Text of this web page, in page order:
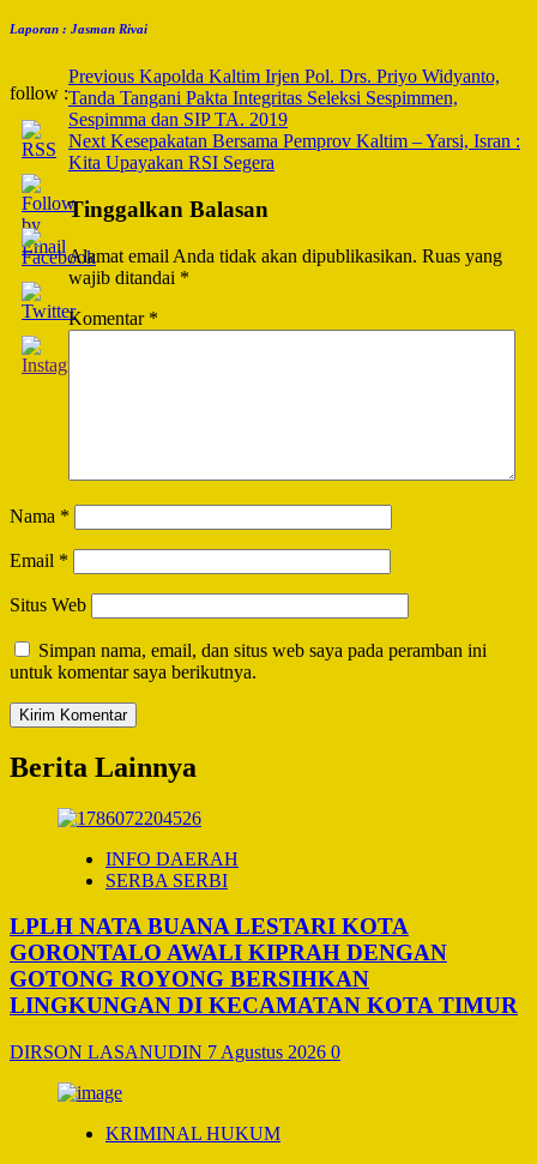
Laporan : Jasman Rivai
follow :
Post
Navigation
Previous Kapolda Kaltim Irjen Pol. Drs. Priyo Widyanto,
Tanda Tangani Pakta Integritas Seleksi Sespimmen,
Sespimma dan SIP TA. 2019
NextKesepakatan Bersama Pemprov Kaltim – Yarsi, Isran :
Kita Upayakan RSI Segera
Tinggalkan Balasan
Alamat email Anda tidak akan dipublikasikan. Ruas yang
wajib ditandai *
Komentar *
Nama *
Email *
Situs Web
Simpan nama, email, dan situs web saya pada peramban ini
untuk komentar saya berikutnya.
Berita Lainnya
INFO DAERAH
SERBA SERBI
LPLH NATA BUANA LESTARI KOTA
GORONTALO AWALI KIPRAH DENGAN
GOTONG ROYONG BERSIHKAN
LINGKUNGAN DI KECAMATAN KOTA TIMUR
DIRSON LASANUDIN 7 Agustus 2026 0
KRIMINAL HUKUM